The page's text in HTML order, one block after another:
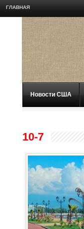
ГЛАВНАЯ
Новости США
10-7